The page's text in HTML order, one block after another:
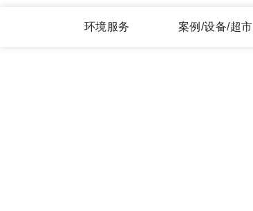
环境服务 案例/设备/超市